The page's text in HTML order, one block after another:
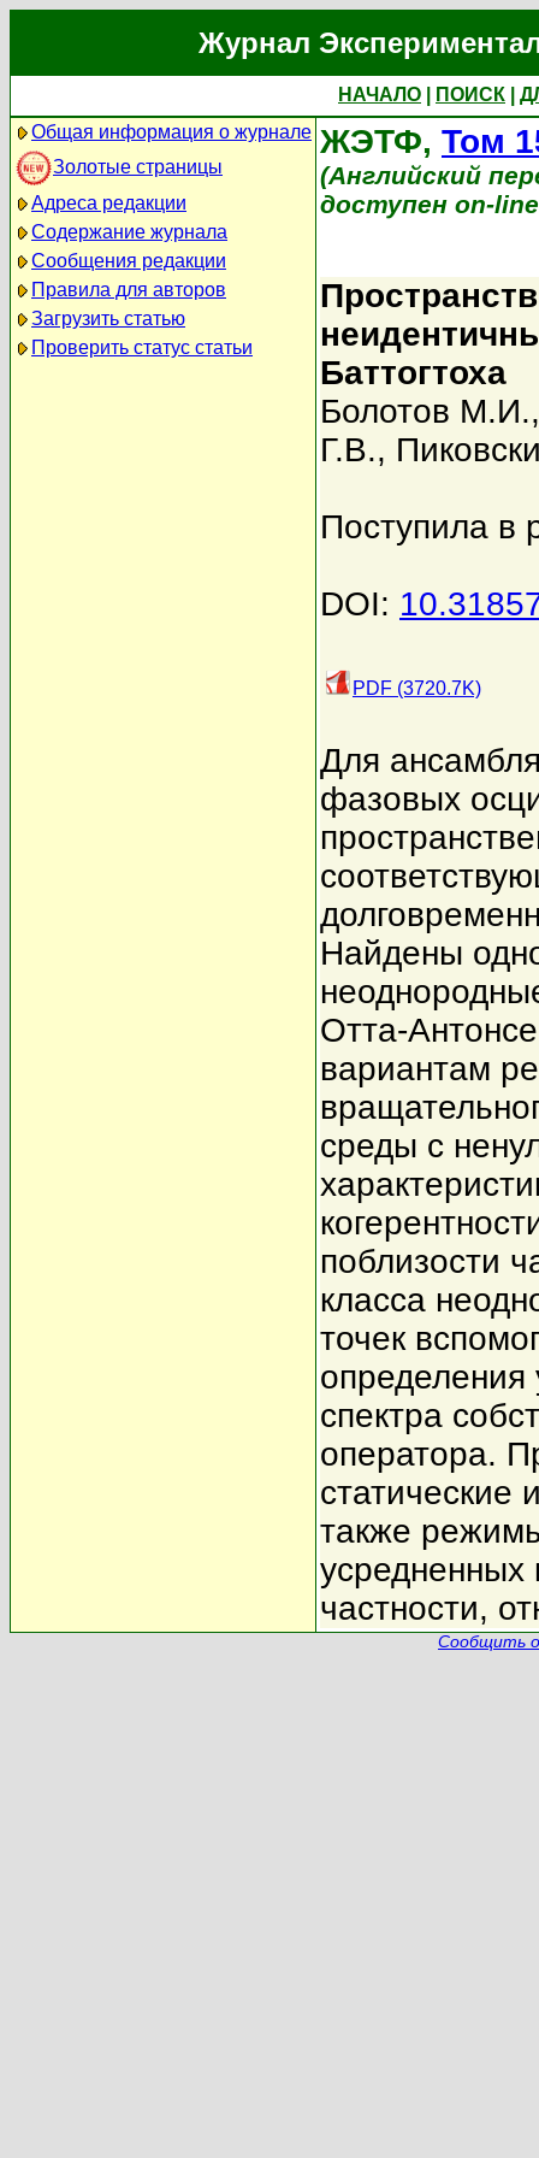
Журнал
НАЧАЛО ПОИСК
Общая информация о журнале
Золотые страницы
Адреса редакции
Содержание журнала
Сообщения редакции
Правила для авторов
Загрузить статью
Проверить статус статьи
ЖЭТФ, Том
(Английский
доступен on-
Баттогтоха
Болотов М.И.
Г.В.,
Поступила в
DOI:
PDF (3720.7K)
Для
фазовых
Найдены
Отта-
вариантам
среды с
поблизости
класса
точек
определения
спектра
оператора.
также
усредненных
частности,
Сообщить о